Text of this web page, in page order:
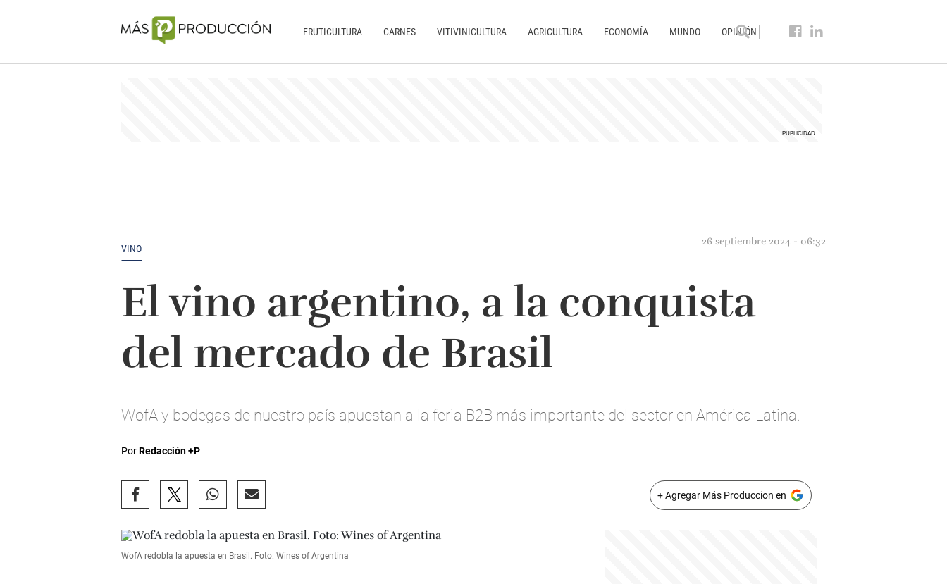
FRUTICULTURA CARNES VITIVINICULTURA AGRICULTURA ECONOMÍA MUNDO OPINIÓN
VINO
26 septiembre 2024 - 06:32
El vino argentino, a la conquista
del mercado de Brasil
WofA y bodegas de nuestro país apuestan a la feria B2B más importante del sector en América Latina.
PorRedacción +P
+ Agregar Más Produccion en
WofA redobla la apuesta en Brasil. Foto: Wines of Argentina